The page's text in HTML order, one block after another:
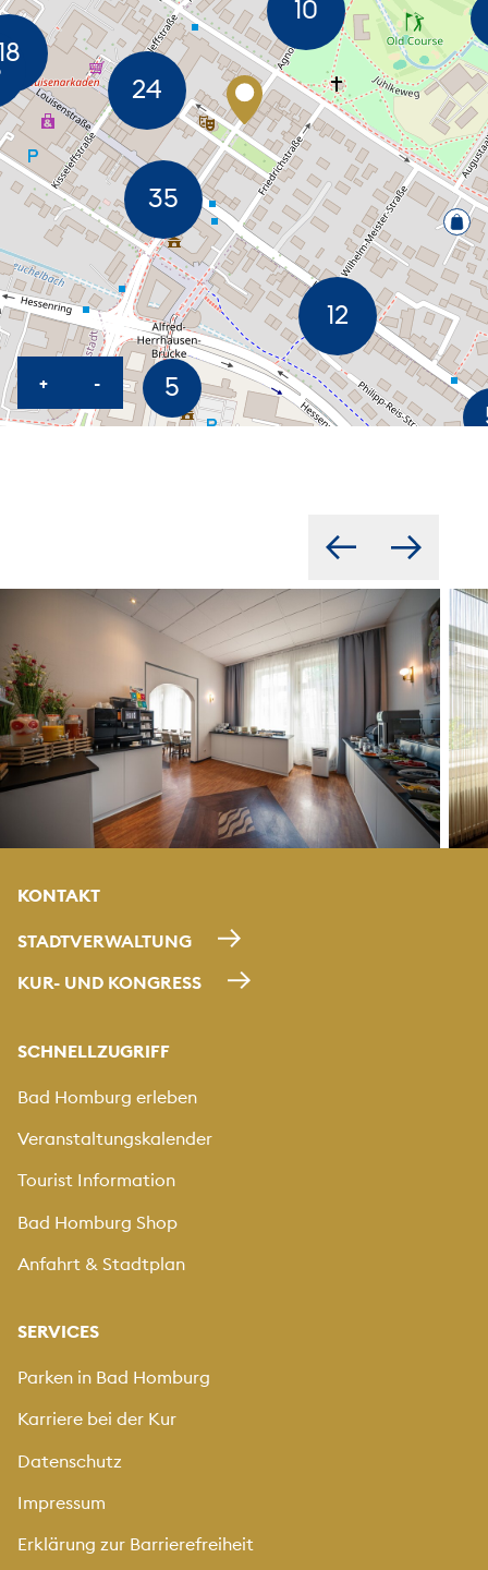
+KARTE HEREINZOOMEN
-KARTE HERAUSZOOMEN
KONTAKT
STADTVERWALTUNG
KUR- UND KONGRESS
SCHNELLZUGRIFF
Bad Homburg erleben
Veranstaltungskalender
Tourist Information
Bad Homburg Shop
Anfahrt & Stadtplan
SERVICES
Parken in Bad Homburg
Karriere bei der Kur
Datenschutz
Impressum
Erklärung zur Barrierefreiheit